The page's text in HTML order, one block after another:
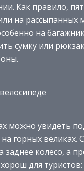
Как правило,
на
на
сумку или
можно увидеть
горных
заднее колесо, а
для